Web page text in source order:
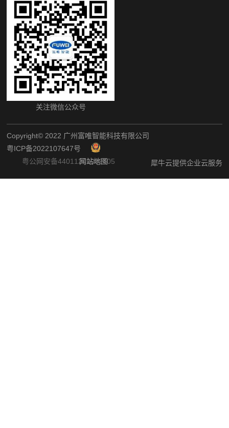
关注微信公众号
Copyright©️ 2022 广州富唯智能科技有限公司
粤ICP备2022107647号
粤公网安备44011202002405
网站地图 犀牛云提供企业云服务